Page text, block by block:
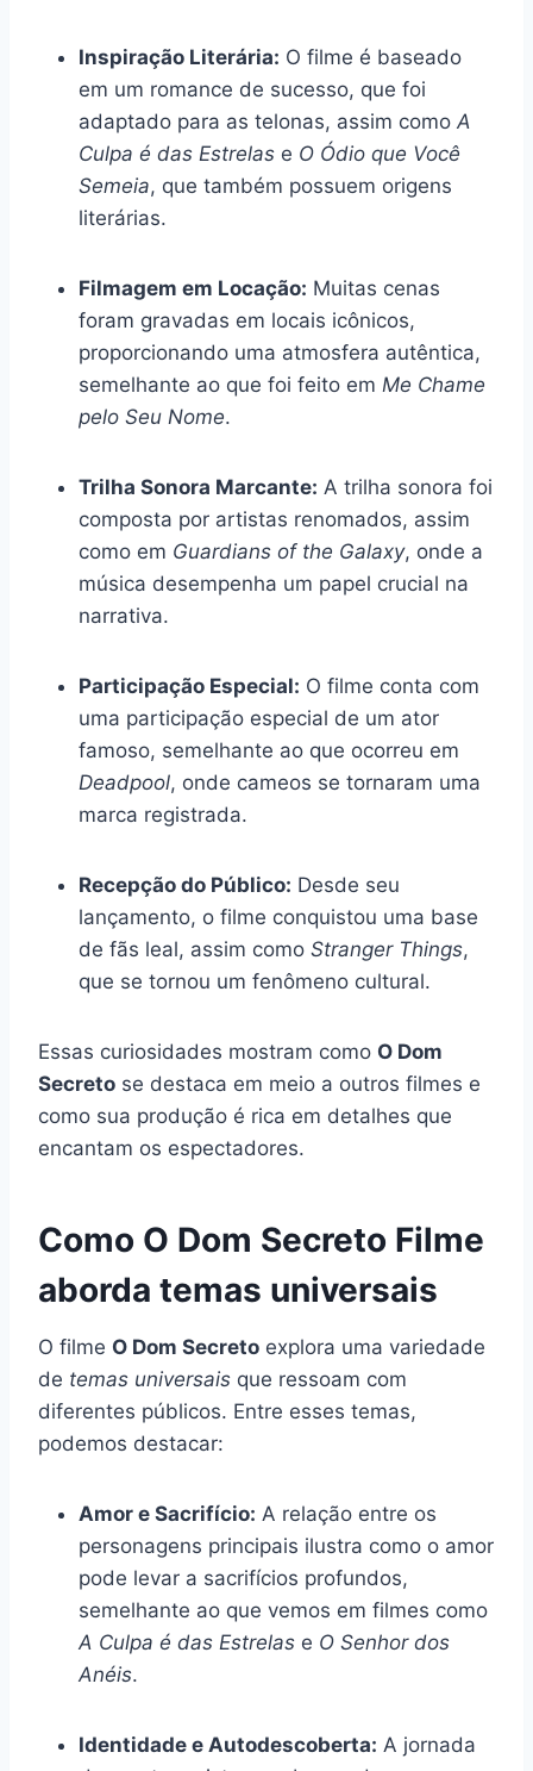
Inspiração Literária: O filme é baseado
em um romance de sucesso, que foi
adaptado para as telonas, assim como A
Culpa é das Estrelas e O Ódio que Você
Semeia, que também possuem origens
literárias.
Filmagem em Locação: Muitas cenas
foram gravadas em locais icônicos,
proporcionando uma atmosfera autêntica,
semelhante ao que foi feito em Me Chame
pelo Seu Nome.
Trilha Sonora Marcante: A trilha sonora foi
composta por artistas renomados, assim
como em Guardians of the Galaxy, onde a
música desempenha um papel crucial na
narrativa.
Participação Especial: O filme conta com
uma participação especial de um ator
famoso, semelhante ao que ocorreu em
Deadpool, onde cameos se tornaram uma
marca registrada.
Recepção do Público: Desde seu
lançamento, o filme conquistou uma base
de fãs leal, assim como Stranger Things,
que se tornou um fenômeno cultural.
Essas curiosidades mostram como O Dom
Secreto se destaca em meio a outros filmes e
como sua produção é rica em detalhes que
encantam os espectadores.
Como O Dom Secreto Filme
aborda temas universais
O filme O Dom Secreto explora uma variedade
de temas universais que ressoam com
diferentes públicos. Entre esses temas,
podemos destacar:
Amor e Sacrifício: A relação entre os
personagens principais ilustra como o amor
pode levar a sacrifícios profundos,
semelhante ao que vemos em filmes como
A Culpa é das Estrelas e O Senhor dos
Anéis.
Identidade e Autodescoberta: A jornada